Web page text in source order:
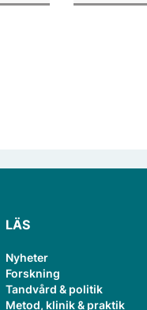
LÄS
Nyheter
Forskning
Tandvård & politik
Metod, klinik & praktik